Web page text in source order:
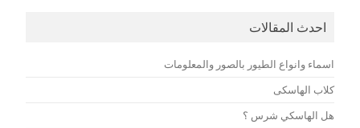
احدث المقالات
اسماء وانواع الطيور بالصور والمعلومات
كلاب الهاسكى
هل الهاسكي شرس ؟